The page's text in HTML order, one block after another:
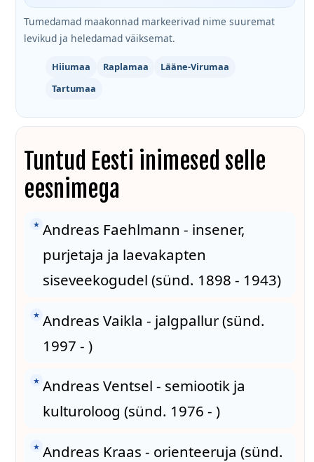
Tumedamad maakonnad markeerivad nime suuremat
levikud ja heledamad väiksemat.
Hiiumaa Raplamaa
Lääne-Virumaa
Tartumaa
Tuntud Eesti inimesed selle
eesnimega
★ Andreas Faehlmann - insener,
purjetaja ja laevakapten
siseveekogudel (sünd. 1898 - 1943)
★ Andreas Vaikla - jalgpallur (sünd.
1997 - )
★ Andreas Ventsel - semiootik ja
kulturoloog (sünd. 1976 - )
★ Andreas Kraas - orienteeruja (sünd.